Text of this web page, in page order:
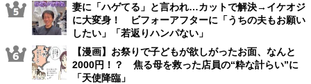
妻に「ハゲてる」と言われ…カットで解決→イケオジ
に大変身！ ビフォーアフターに「うちの夫もお願い
したい」「若返りハンパない」
【漫画】お祭りで子どもが欲しがったお面、なんと
2000円！？ 焦る母を救った店員の“粋な計らい”に
「天使降臨」